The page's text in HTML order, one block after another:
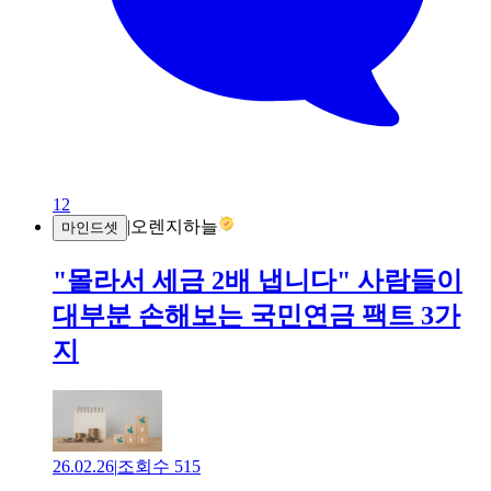
12
마인드셋 |오렌지하늘
"몰라서 세금 2배 냅니다" 사람들이
대부분 손해보는 국민연금 팩트 3가
지
26.02.26|조회수 515